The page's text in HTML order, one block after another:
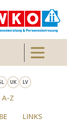
Toggle
UK LV
A-Z
LINKS